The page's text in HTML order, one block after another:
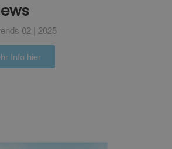
02 | 2025
Info hier